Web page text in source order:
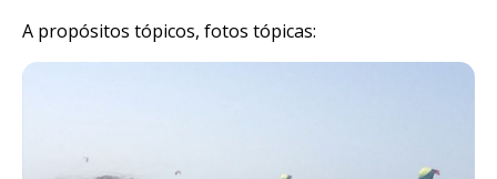
A propósitos tópicos, fotos tópicas: